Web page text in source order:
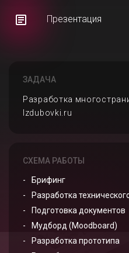
Презентация
ЗАДАЧА
Разработка
Izdubovki.ru
СХЕМА РАБОТЫ
Брифинг
Разработка
Подготовка документов
Мудборд (Moodboard)
Разработка прототипа